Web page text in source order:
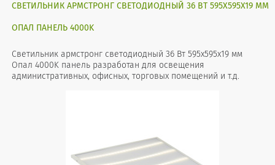
СВЕТИЛЬНИК АРМСТРОНГ СВЕТОДИОДНЫЙ 36 ВТ 595X595X19 ММ
ОПАЛ ПАНЕЛЬ 4000K
Светильник армстронг светодиодный 36 Вт 595x595x19 мм
Опал 4000K панель разработан для освещения
административных, офисных, торговых помещений и т.д.